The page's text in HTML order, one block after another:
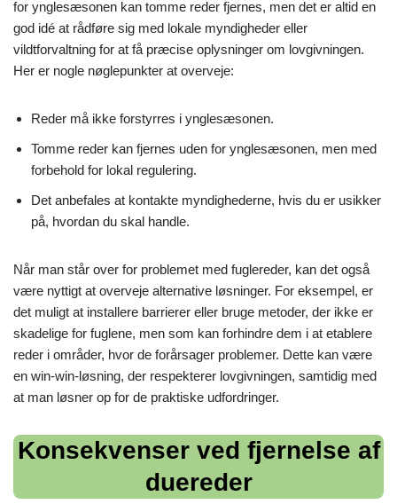
for ynglesæsonen kan tomme reder fjernes, men det er altid en
god idé at rådføre sig med lokale myndigheder eller
vildtforvaltning for at få præcise oplysninger om lovgivningen.
Her er nogle nøglepunkter at overveje:
Reder må ikke forstyrres i ynglesæsonen.
Tomme reder kan fjernes uden for ynglesæsonen, men med
forbehold for lokal regulering.
Det anbefales at kontakte myndighederne, hvis du er usikker
på, hvordan du skal handle.
Når man står over for problemet med fuglereder, kan det også
være nyttigt at overveje alternative løsninger. For eksempel, er
det muligt at installere barrierer eller bruge metoder, der ikke er
skadelige for fuglene, men som kan forhindre dem i at etablere
reder i områder, hvor de forårsager problemer. Dette kan være
en win-win-løsning, der respekterer lovgivningen, samtidig med
at man løsner op for de praktiske udfordringer.
Konsekvenser ved fjernelse af
duereder